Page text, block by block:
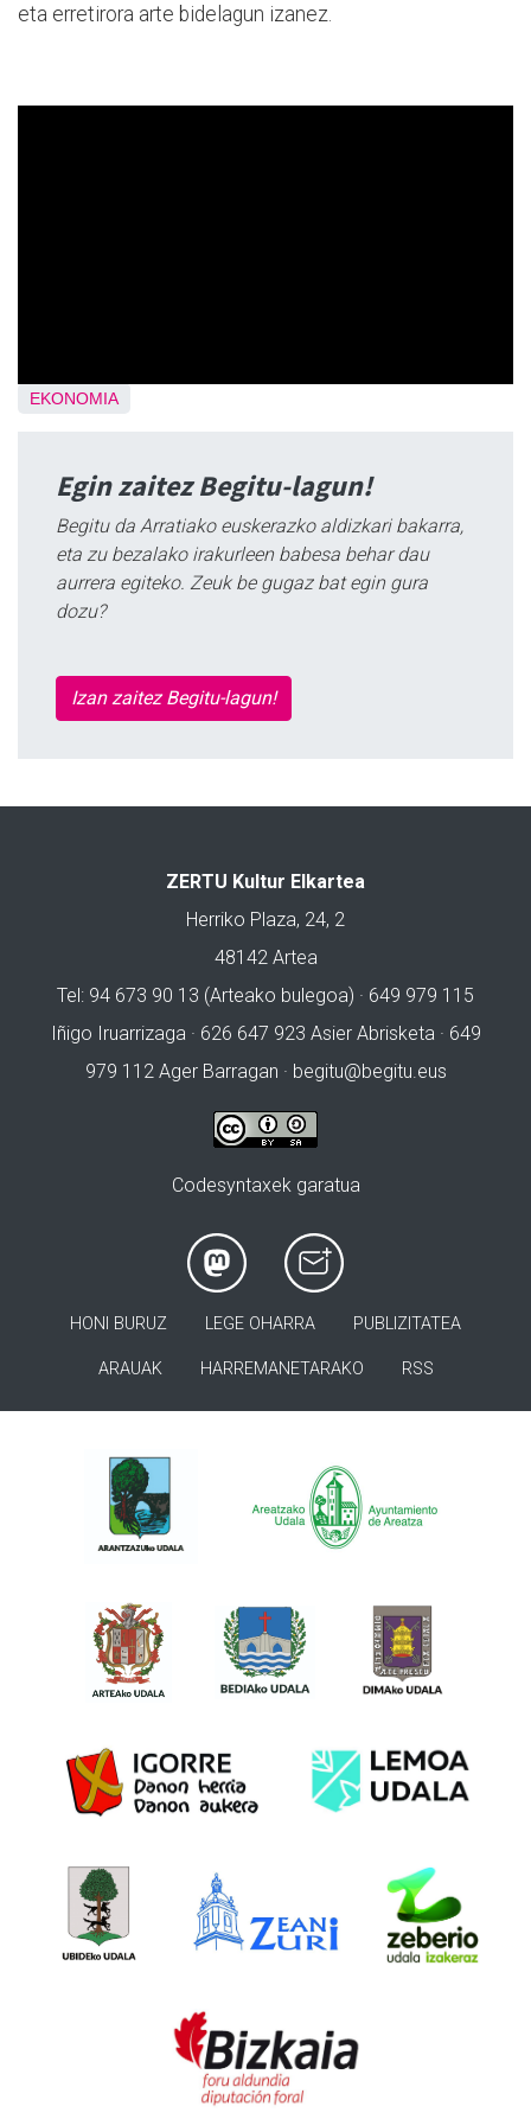
eta erretirora arte bidelagun izanez.
EKONOMIA
Egin zaitez Begitu-lagun!
Begitu da Arratiako euskerazko aldizkari bakarra,
eta zu bezalako irakurleen babesa behar dau
aurrera egiteko. Zeuk be gugaz bat egin gura
dozu?
Izan zaitez Begitu-lagun!
ZERTU Kultur Elkartea
Herriko Plaza, 24, 2
48142 Artea
Tel: 94 673 90 13 (Arteako bulegoa) · 649 979 115
Iñigo Iruarrizaga · 626 647 923 Asier Abrisketa · 649
979 112 Ager Barragan · begitu@begitu.eus
Codesyntaxek garatua
HONI BURUZ LEGE OHARRA PUBLIZITATEA
ARAUAK HARREMANETARAKO RSS